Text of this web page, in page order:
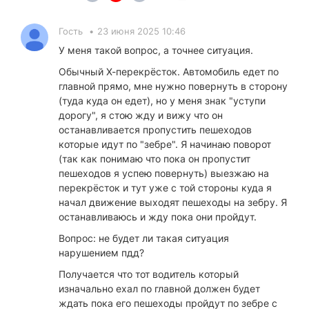
Гость • 23 июня 2025 10:46
У меня такой вопрос, а точнее ситуация.
Обычный Х-перекрёсток. Автомобиль едет по
главной прямо, мне нужно повернуть в сторону
(туда куда он едет), но у меня знак "уступи
дорогу", я стою жду и вижу что он
останавливается пропустить пешеходов
которые идут по "зебре". Я начинаю поворот
(так как понимаю что пока он пропустит
пешеходов я успею повернуть) выезжаю на
перекрёсток и тут уже с той стороны куда я
начал движение выходят пешеходы на зебру. Я
останавливаюсь и жду пока они пройдут.
Вопрос: не будет ли такая ситуация
нарушением пдд?
Получается что тот водитель который
изначально ехал по главной должен будет
ждать пока его пешеходы пройдут по зебре с